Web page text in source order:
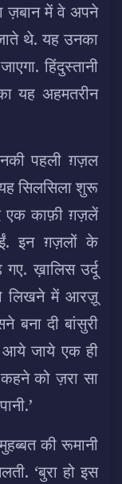
ज़बान में वे अपने
थे. यह उनका
हिंदुस्तानी
यह अहमतरीन
पहली ग़ज़ल
सिलसिला शुरू
एक काफ़ी ग़ज़लें
इन ग़ज़लों के
ख़ालिस उर्दू
लिखने में आरज़ू
बना दी बांसुरी
जाये एक ही
को ज़रा सा
की रूमानी
‘बुरा हो इस